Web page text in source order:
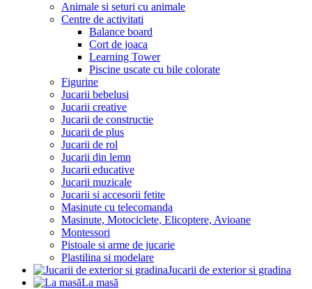
Animale si seturi cu animale
Centre de activitati
Balance board
Cort de joaca
Learning Tower
Piscine uscate cu bile colorate
Figurine
Jucarii bebelusi
Jucarii creative
Jucarii de constructie
Jucarii de plus
Jucarii de rol
Jucarii din lemn
Jucarii educative
Jucarii muzicale
Jucarii si accesorii fetite
Masinute cu telecomanda
Masinute, Motociclete, Elicoptere, Avioane
Montessori
Pistoale si arme de jucarie
Plastilina si modelare
Jucarii de exterior si gradina
La masă